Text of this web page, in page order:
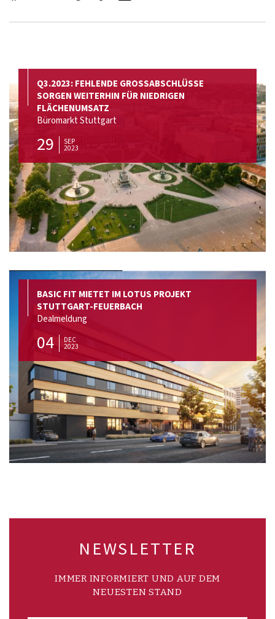
Q3.2023: FEHLENDE GROSSABSCHLÜSSE
SORGEN WEITERHIN FÜR NIEDRIGEN
FLÄCHENUMSATZ
Büromarkt Stuttgart
29 SEP
2023
BASIC FIT MIETET IM LOTUS PROJEKT
STUTTGART-FEUERBACH
Dealmeldung
04 DEC
2023
NEWSLETTER
IMMER INFORMIERT UND AUF DEM
NEUESTEN STAND